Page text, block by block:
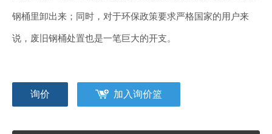
钢桶里卸出来；同时，对于环保政策要求严格国家的用户来
说，废旧钢桶处置也是一笔巨大的开支。
询价 加入询价篮